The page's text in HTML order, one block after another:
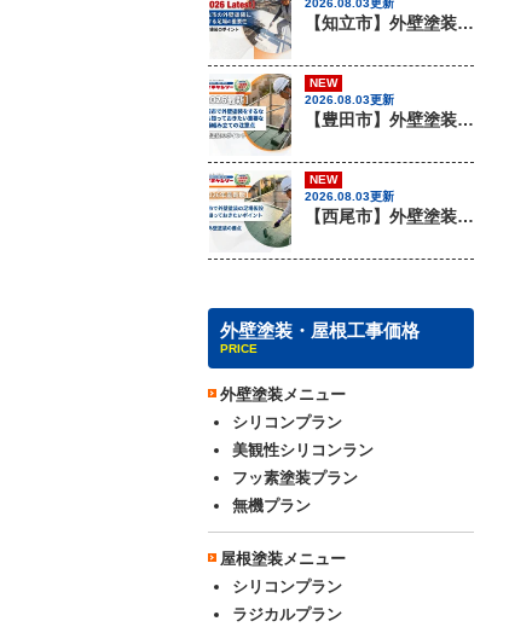
2026.08.03更新
【知立市】外壁塗装を行う際に知っておきたい足場組みの重要性『無機塗料専門店の愛知建装』
NEW
2026.08.03更新
【豊田市】外壁塗装を行う際に知っておきたい足場組み立ての注意事項『無機塗料専門店の愛知建装』
NEW
2026.08.03更新
【西尾市】外壁塗装を行う際に知っておきたい足場組み立てのポイント『無機塗料専門店の愛知建装』
外壁塗装・屋根工事価格
PRICE
外壁塗装メニュー
シリコンプラン
美観性シリコンラン
フッ素塗装プラン
無機プラン
屋根塗装メニュー
シリコンプラン
ラジカルプラン